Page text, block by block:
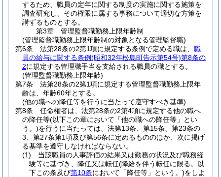
するため、職員の定年に関する制度の実施に関する施策を
調査研究し、その権限に属する事務について適切な方策を
講ずるものとする。
第3章
管理監督職勤務上限年齢制
(管理監督職勤務上限年齢制の対象となる管理監督職)
第6条
法第28条の2第1項に規定する条例で定める職は、 職
員の給与に関する条例(昭和32年松島町告示第54号)第8条の
2に規定する管理職手当を支給される職員の職とする。
(管理監督職勤務上限年齢)
第7条
法第28条の2第1項に規定する管理監督職勤務上限年
齢は、年齢60年とする。
(他の職への降任等を行うに当たって遵守すべき基準)
第8条
任命権者は、法第28条の2第4項に規定する他の職へ
の降任等(以下この章において「他の職への降任等」とい
う。)を行うに当たっては、法第13条、第15条、第23条の
3、第27条第1項及び第56条に定めるもののほか、次に掲げ
る基準を遵守しなければならない。
(1)
当該職員の人事評価の結果又は勤務の状況及び職務経
験等に基づき、降任又は転任(降給を伴う転任に限る。以
下この条及び第10条において「降任等」という。)をしよ